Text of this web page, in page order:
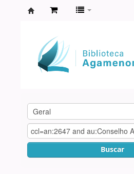
Agamenon
Magalhães
Buscar